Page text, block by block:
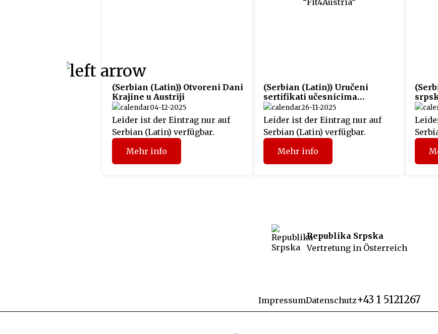
(Serbian (Latin)) Otvoreni Dani
Krajine u Austriji
04-12-2025
Leider ist der Eintrag nur auf
Serbian (Latin) verfügbar.
Mehr info
(Serbian (Latin)) Uručeni
sertifikati učesnicima
projekta “Fit4Austria”
26-11-2025
Leider ist der Eintrag nur auf
Serbian (Latin) verfügbar.
Mehr info
K.”
Republika Srpska
Vertretung in Österreich
ImpressumDatenschutz+43 1 5121267